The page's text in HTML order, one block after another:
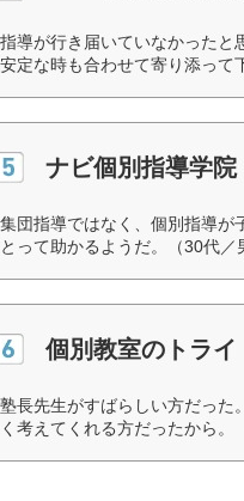
指導が行き届いていなかったと
安定な時も合わせて寄り添って
ナビ個別指導学院
集団指導ではなく、個別指導が
とって助かるようだ。（30代／
個別教室のトライ
塾長先生がすばらしい方だった
く考えてくれる方だったから。